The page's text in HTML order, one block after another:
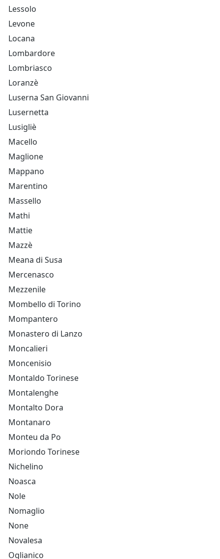
Lessolo
Levone
Locana
Lombardore
Lombriasco
Loranzè
Luserna San Giovanni
Lusernetta
Lusigliè
Macello
Maglione
Mappano
Marentino
Massello
Mathi
Mattie
Mazzè
Meana di Susa
Mercenasco
Mezzenile
Mombello di Torino
Mompantero
Monastero di Lanzo
Moncalieri
Moncenisio
Montaldo Torinese
Montalenghe
Montalto Dora
Montanaro
Monteu da Po
Moriondo Torinese
Nichelino
Noasca
Nole
Nomaglio
None
Novalesa
Oglianico